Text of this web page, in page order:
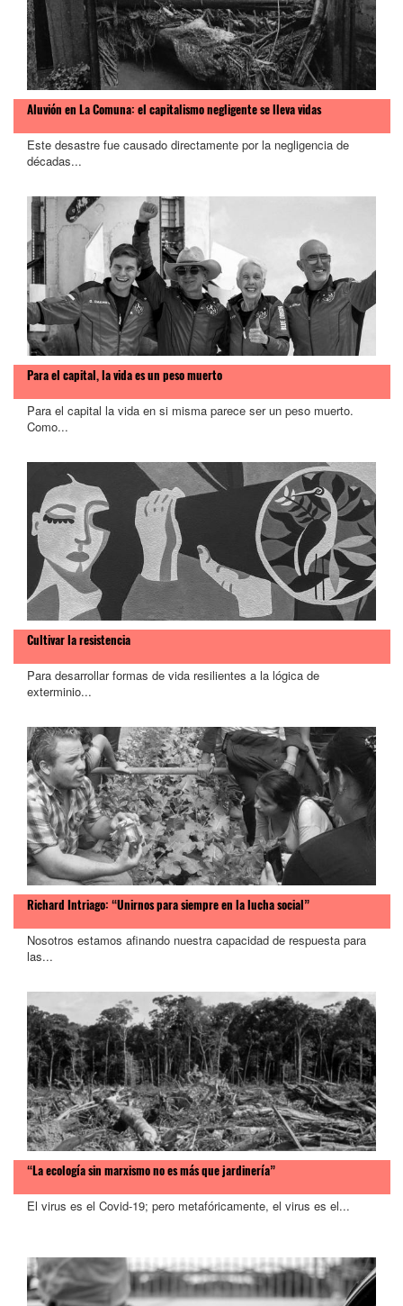
Aluvión en La Comuna: el capitalismo negligente se lleva vidas
Este desastre fue causado directamente por la negligencia de
décadas...
Para el capital, la vida es un peso muerto
Para el capital la vida en si misma parece ser un peso muerto.
Como...
Cultivar la resistencia
Para desarrollar formas de vida resilientes a la lógica de
exterminio...
Richard Intriago: “Unirnos para siempre en la lucha social”
Nosotros estamos afinando nuestra capacidad de respuesta para
las...
“La ecología sin marxismo no es más que jardinería”
El virus es el Covid-19; pero metafóricamente, el virus es el...